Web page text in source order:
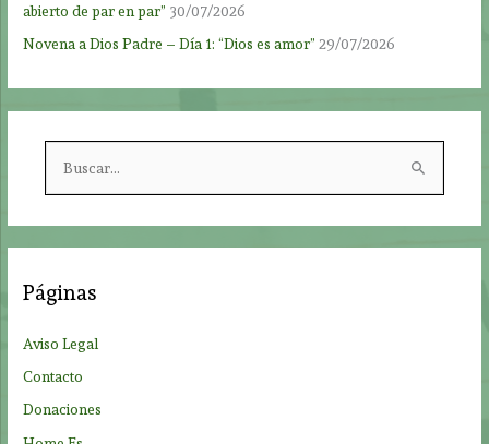
abierto de par en par” 30/07/2026
Novena a Dios Padre – Día 1: “Dios es amor” 29/07/2026
c
r
:
Páginas
Aviso Legal
Contacto
Donaciones